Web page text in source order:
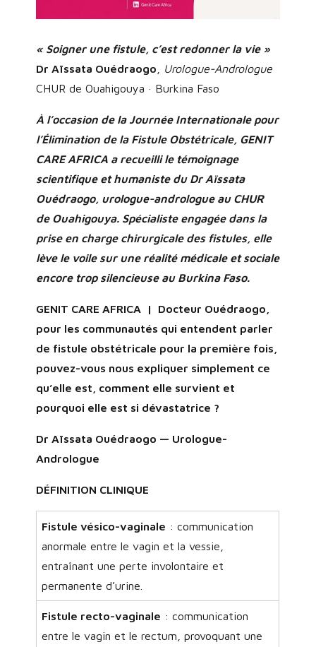
« Soigner une fistule, c’est redonner la vie »
Dr Aïssata Ouédraogo
Urologue-Andrologue
CHUR de Ouahigouya · Burkina Faso
À l’occasion de la Journée Internationale pour
l’Élimination de la Fistule Obstétricale, GENIT
CARE AFRICA a recueilli le témoignage
scientifique et humaniste du Dr Aïssata
Ouédraogo, urologue-andrologue au CHUR
de Ouahigouya. Spécialiste engagée dans la
prise en charge chirurgicale des fistules, elle
lève le voile sur une réalité médicale et sociale
encore trop silencieuse au Burkina Faso.
GENIT CARE AFRICA | Docteur Ouédraogo,
pour les communautés qui entendent parler
de fistule obstétricale pour la première fois,
pouvez-vous nous expliquer simplement ce
qu’elle est, comment elle survient et
pourquoi elle est si dévastatrice ?
Dr Aïssata Ouédraogo — Urologue-
Andrologue
DÉFINITION CLINIQUE
Fistule vésico-vaginale : communication
anormale entre le vagin et la vessie,
entraînant une perte involontaire et
permanente d’urine.
Fistule recto-vaginale : communication
entre le vagin et le rectum, provoquant une